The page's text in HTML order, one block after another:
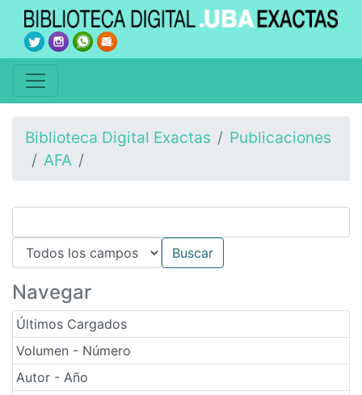
Biblioteca Digital Exactas
Publicaciones
AFA
Navegar
Últimos Cargados
Volumen - Número
Autor - Año